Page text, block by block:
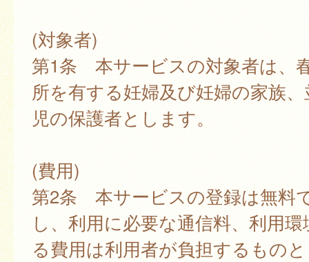
(対象者)
第1条 本サービスの対象者は、
所を有する妊婦及び妊婦の家族
児の保護者とします。
(費用)
第2条 本サービスの登録は無料
し、利用に必要な通信料、利用
る費用は利用者が負担するもの